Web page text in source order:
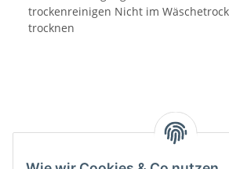
trockenreinigen Nicht im
trocknen